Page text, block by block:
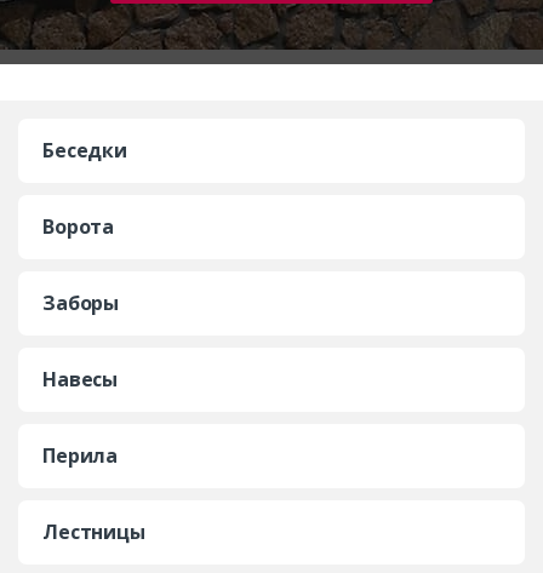
Беседки
Ворота
Заборы
Навесы
Перила
Лестницы